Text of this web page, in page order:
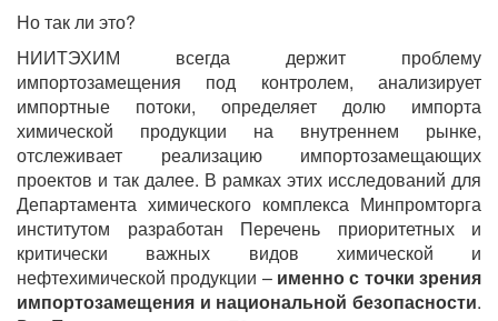
Но так ли это?
НИИТЭХИМ всегда держит проблему
импортозамещения под контролем, анализирует
импортные потоки, определяет долю импорта
химической продукции на внутреннем рынке,
отслеживает реализацию импортозамещающих
проектов и так далее. В рамках этих исследований для
Департамента химического комплекса Минпромторга
институтом разработан Перечень приоритетных и
критически важных видов химической и
нефтехимической продукции – именно с точки зрения
импортозамещения и национальной безопасности.